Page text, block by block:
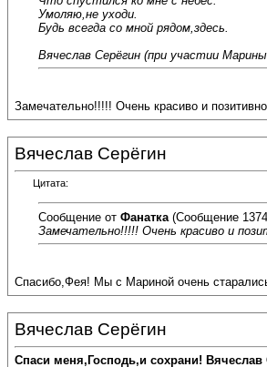
Умоляю,не уходи.
Будь всегда со мной рядом,здесь.
Вячеслав Серёгин (при участии
Замечательно!!!!! Очень красиво и
Вячеслав Серёгин
Цитата:
Сообщение от Фанатка (Сообщение
Замечательно!!!!! Очень красиво и
Спасибо,Фея! Мы с Мариной очень
Вячеслав Серёгин
Спаси меня,Господь,и сохрани! Вячеслав